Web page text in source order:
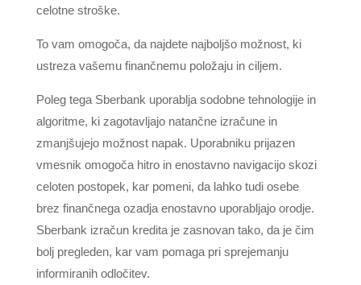
celotne stroške.
To vam omogoča, da najdete najboljšo možnost, ki
ustreza vašemu finančnemu položaju in ciljem.
Poleg tega Sberbank uporablja sodobne tehnologije in
algoritme, ki zagotavljajo natančne izračune in
zmanjšujejo možnost napak. Uporabniku prijazen
vmesnik omogoča hitro in enostavno navigacijo skozi
celoten postopek, kar pomeni, da lahko tudi osebe
brez finančnega ozadja enostavno uporabljajo orodje.
Sberbank izračun kredita je zasnovan tako, da je čim
bolj pregleden, kar vam pomaga pri sprejemanju
informiranih odločitev.